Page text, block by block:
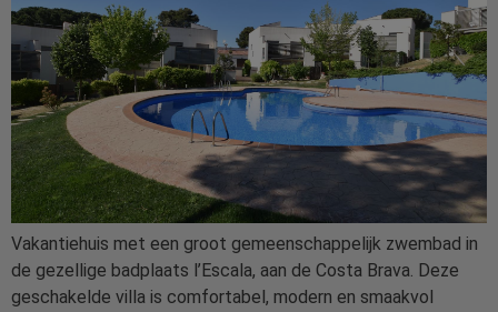
Vakantiehuis met een groot gemeenschappelijk zwembad in
de gezellige badplaats l’Escala, aan de Costa Brava. Deze
geschakelde villa is comfortabel, modern en smaakvol